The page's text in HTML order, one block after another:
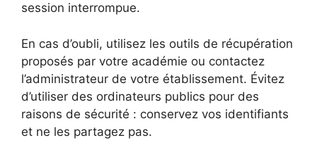
session interrompue.
En cas d’oubli, utilisez les outils de récupération
proposés par votre académie ou contactez
l’administrateur de votre établissement. Évitez
d’utiliser des ordinateurs publics pour des
raisons de sécurité : conservez vos identifiants
et ne les partagez pas.